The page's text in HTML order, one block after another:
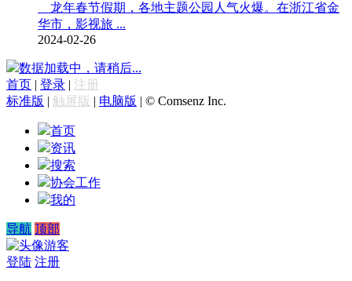
龙年春节假期，各地主题公园人气火爆。在浙江省金
华市，影视旅 ...
2024-02-26
数据加载中，请稍后...
首页 | 登录 | 注册
标准版 | 触屏版 | 电脑版 | © Comsenz Inc.
首页
资讯
搜索
协会工作
我的
导航 顶部
游客
登陆 注册